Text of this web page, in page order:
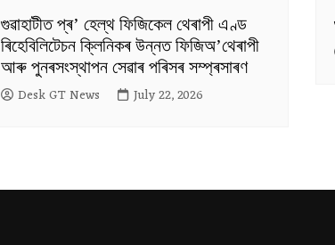
গুৱাহাটীত প্ৰ’ হেল্থ ফিজিকেল থেৰাপী এণ্ড
ৰিহেবিলিটেচন ক্লিনিকৰ উন্নত ফিজিঅ’থেৰাপী
আৰু পুনৰসংস্থাপন সেৱাৰ পৰিসৰ সম্প্ৰসাৰণ
Desk GT News July 22, 2026